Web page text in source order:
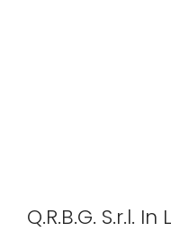
Q.R.B.G. S.r.l.